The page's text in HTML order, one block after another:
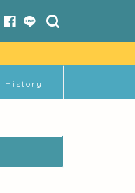
History